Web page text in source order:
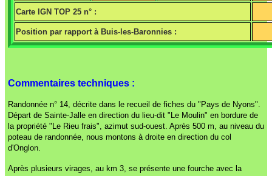
Carte IGN TOP 25 n° :
Position par rapport à Buis-les-Baronnies :
Commentaires techniques :
Randonnée n° 14, décrite dans le recueil de fiches du "Pays de Nyons".
Départ de Sainte-Jalle en direction du lieu-dit "Le Moulin" en bordure de
la propriété "Le Rieu frais", azimut sud-ouest. Après 500 m, au niveau du
poteau de randonnée, nous montons à droite en direction du col
d'Onglon.
Après plusieurs virages, au km 3, se présente une fourche avec la